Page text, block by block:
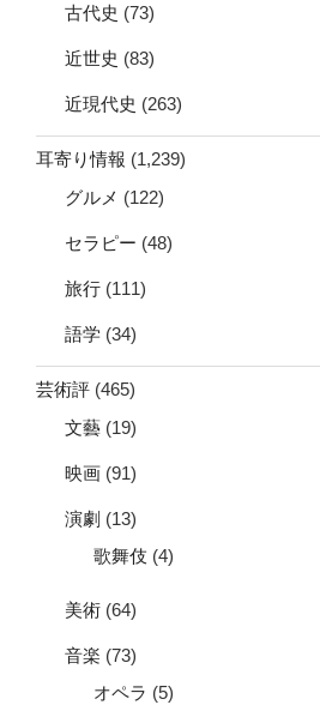
古代史 (73)
近世史 (83)
近現代史 (263)
耳寄り情報 (1,239)
グルメ (122)
セラピー (48)
旅行 (111)
語学 (34)
芸術評 (465)
文藝 (19)
映画 (91)
演劇 (13)
歌舞伎 (4)
美術 (64)
音楽 (73)
オペラ (5)